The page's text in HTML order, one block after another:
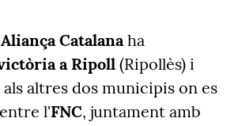
Aliança Catalanaha
a Ripoll(Ripollès) i
altres dos municipis on es
l'FNC, juntament amb